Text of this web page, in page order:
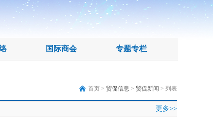
国际商会 专题专栏
首页 > 贸促信息 > 贸促新闻 > 列表
更多>>